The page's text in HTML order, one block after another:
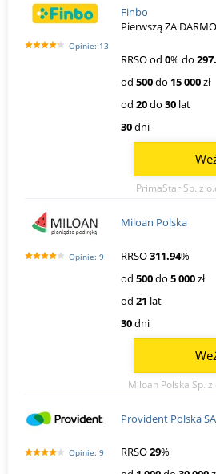
Opinie: 13
Finbo
Pierwszą ZA
RRSO od 0% do
od 500do 15 000zł
od 20do 30 lat
30dni
PrimaStar Sp. z
Opinie: 9
Miloan Polska
RRSO311.94%
od 500do 5 000zł
od 21 lat
30dni
Miloan Polska Sp. z
Opinie: 9
Provident Polska SA
RRSO29%